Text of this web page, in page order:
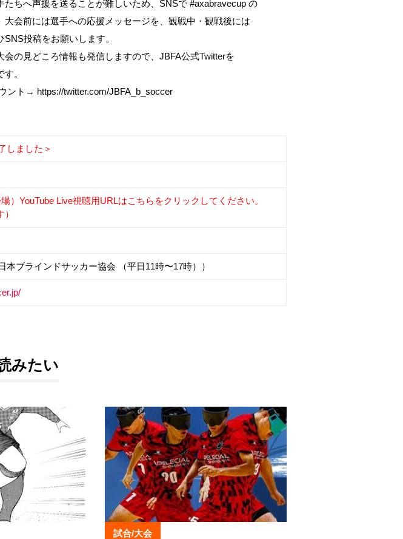
難しいため、SNSで #axabravecup の
援メッセージを、観戦中・観戦後には
願いします。
信しますので、JBFA公式Twitterを
JBFA_b_soccer
しました＞
）YouTube Live視聴用URLはこちらをクリックしてください。
本ブラインドサッカー協会 （平日11時〜17時））
みたい
試合/大会